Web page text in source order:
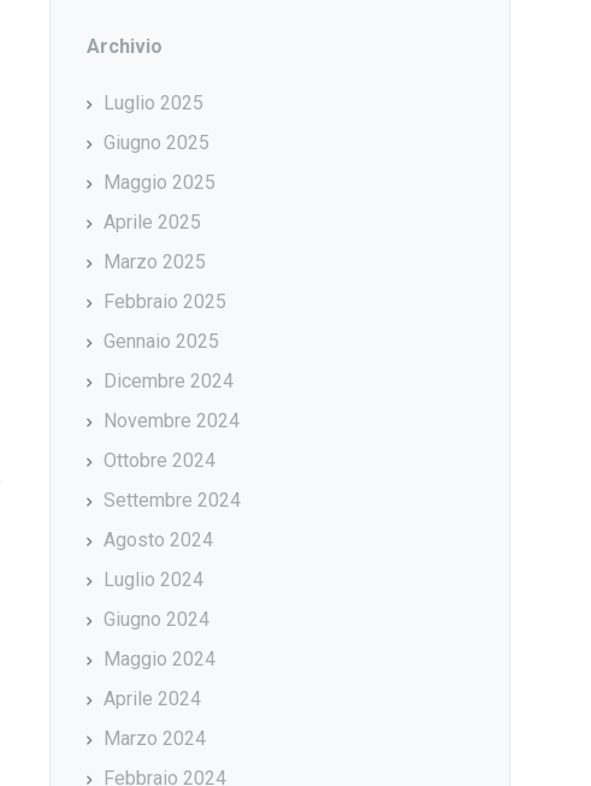
Archivio
Luglio 2025
Giugno 2025
Maggio 2025
Aprile 2025
Marzo 2025
Febbraio 2025
Gennaio 2025
Dicembre 2024
Novembre 2024
Ottobre 2024
Settembre 2024
Agosto 2024
Luglio 2024
Giugno 2024
Maggio 2024
Aprile 2024
Marzo 2024
Febbraio 2024